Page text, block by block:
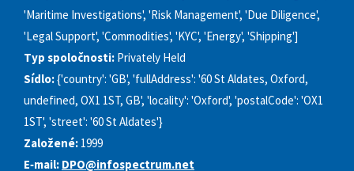
'Maritime Investigations', 'Risk Management', 'Due Diligence',
'Legal Support', 'Commodities', 'KYC', 'Energy', 'Shipping']
Typ spoločnosti: Privately Held
Sídlo:{'country': 'GB', 'fullAddress': '60 St Aldates, Oxford,
undefined, OX1 1ST, GB', 'locality': 'Oxford', 'postalCode': 'OX1
1ST', 'street': '60 St Aldates'}
Založené: 1999
E‑mail: DPO@infospectrum.net